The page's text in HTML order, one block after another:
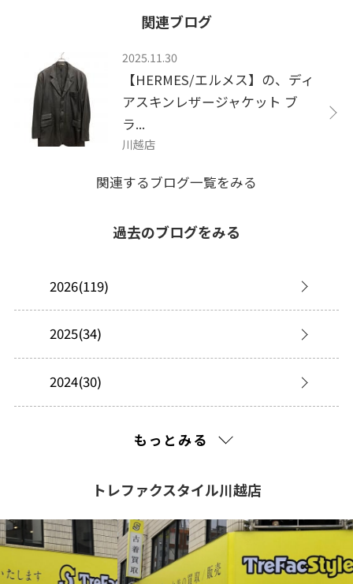
関連ブログ
2025.11.30
【HERMES/エルメス】の、ディ
アスキンレザージャケット ブ
ラ...
川越店
関連するブログ一覧をみる
過去のブログをみる
2026(119)
2025(34)
2024(30)
2021(341)
2020(269)
もっとみる
トレファクスタイル川越店